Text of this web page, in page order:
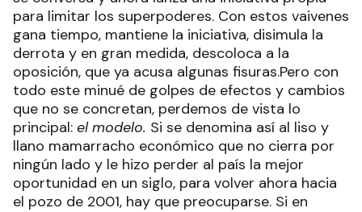
para limitar los superpoderes. Con estos vaivenes
gana tiempo, mantiene la iniciativa, disimula la
derrota y en gran medida, descoloca a la
oposición, que ya acusa algunas fisuras.Pero con
todo este minué de golpes de efectos y cambios
que no se concretan, perdemos de vista lo
principal: el modelo. Si se denomina así al liso y
llano mamarracho económico que no cierra por
ningún lado y le hizo perder al país la mejor
oportunidad en un siglo, para volver ahora hacia
el pozo de 2001, hay que preocuparse. Si en